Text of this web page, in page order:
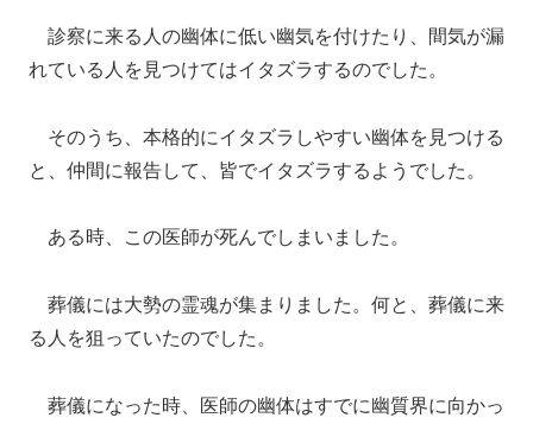
診察に来る人の幽体に低い幽気を付けたり、間気が漏
れている人を見つけてはイタズラするのでした。
そのうち、本格的にイタズラしやすい幽体を見つける
と、仲間に報告して、皆でイタズラするようでした。
ある時、この医師が死んでしまいました。
葬儀には大勢の霊魂が集まりました。何と、葬儀に来
る人を狙っていたのでした。
葬儀になった時、医師の幽体はすでに幽質界に向かっ